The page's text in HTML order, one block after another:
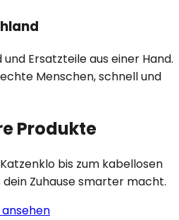
Ersatzteile aus einer Hand.
Menschen, schnell und
Produkte
bis zum kabellosen
dein Zuhause smarter macht.